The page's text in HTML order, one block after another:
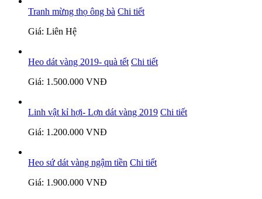
Tranh mừng thọ ông bà Chi tiết
Giá: Liên Hệ
Heo dát vàng 2019- quà tết Chi tiết
Giá: 1.500.000 VNĐ
Linh vật kỉ hợi- Lợn dát vàng 2019 Chi tiết
Giá: 1.200.000 VNĐ
Heo sứ dát vàng ngậm tiền Chi tiết
Giá: 1.900.000 VNĐ